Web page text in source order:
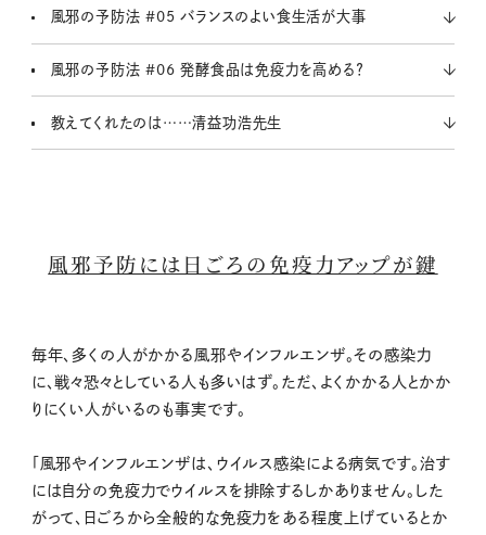
風邪の予防法 #05 バランスのよい食生活が大事
風邪の予防法 #06 発酵食品は免疫力を高める？
教えてくれたのは……清益功浩先生
風邪予防には日ごろの免疫力アップが鍵
毎年、多くの人がかかる風邪やインフルエンザ。その感染力
に、戦々恐々としている人も多いはず。ただ、よくかかる人とかか
りにくい人がいるのも事実です。
「風邪やインフルエンザは、ウイルス感染による病気です。治す
には自分の免疫力でウイルスを排除するしかありません。した
がって、日ごろから全般的な免疫力をある程度上げているとか